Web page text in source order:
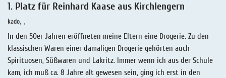
1. Platz für Reinhard Kaase aus Kirchlengern
kado
In den 50er Jahren eröffneten meine Eltern eine Drogerie. Zu den
klassischen Waren einer damaligen Drogerie gehörten auch
Spirituosen, Süßwaren und Lakritz. Immer wenn ich aus der Schule
kam, ich muß ca. 8 Jahre alt gewesen sein, ging ich erst in den